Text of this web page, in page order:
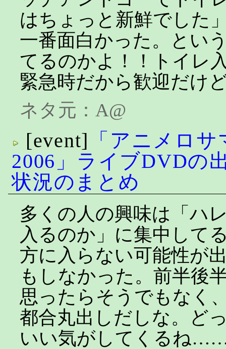
はちょっと新鮮でした
一番面白かった。とい
てるのかよ！！トイレ
緊急時だから歓迎だけ
ネタ元： A@
[event] 「アニメロ
2006」ライブDVDの
状況のまとめ
多くの人の興味は「ハ
入るのか」に集中して
方に入らない可能性が
もしなかった。前半後
思ったらそうでもなく
都合丸出しだしな。ど
いい気がしてくるね